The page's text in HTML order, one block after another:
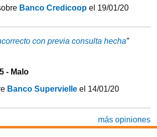
Banco Credicoop el 19/01/20
con previa consulta hecha”
- Malo
Banco Supervielle el 14/01/20
más opiniones